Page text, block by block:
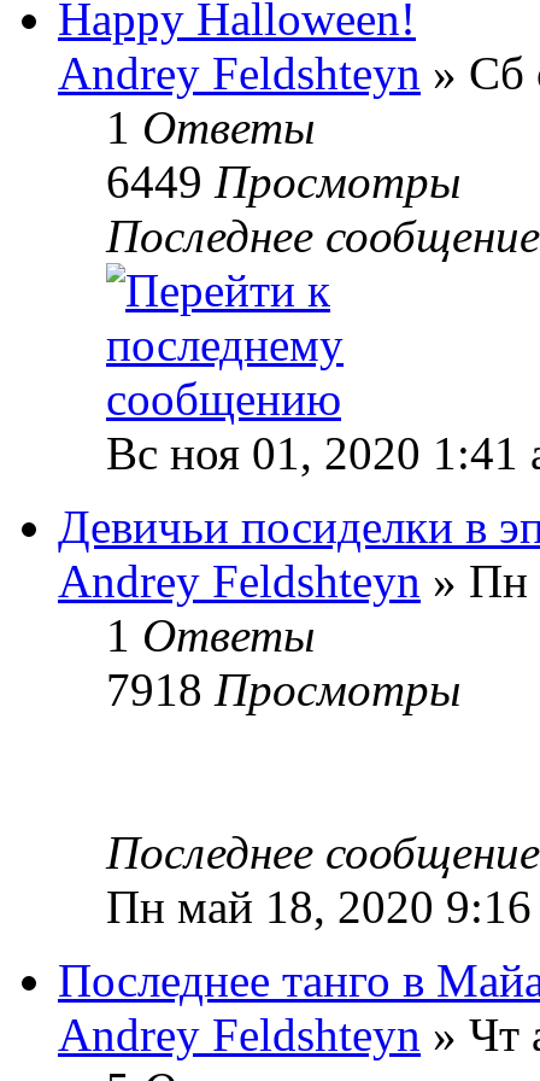
Happy Halloween!
Andrey Feldshteyn » Сб
1 Ответы
6449 Просмотры
Последнее
Вс ноя 01, 2020 1:41
Девичьи посиделки в
Andrey Feldshteyn » Пн
1 Ответы
7918 Просмотры
Последнее
Пн май 18, 2020 9:16
Последнее танго в
Andrey Feldshteyn » Чт